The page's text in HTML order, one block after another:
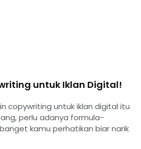
untuk Iklan Digital!
copywriting untuk iklan digital itu
perlu adanya formula-
kamu perhatikan biar narik